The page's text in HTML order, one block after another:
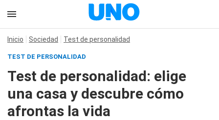
Inicio Sociedad Test de personalidad
TEST DE PERSONALIDAD
Test de personalidad: elige
una casa y descubre cómo
afrontas la vida